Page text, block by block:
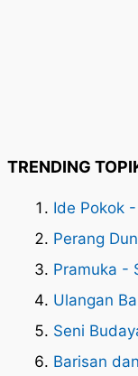
TRENDING
Ide Pokok
Perang
Pramuka -
Ulangan
Seni
Barisan